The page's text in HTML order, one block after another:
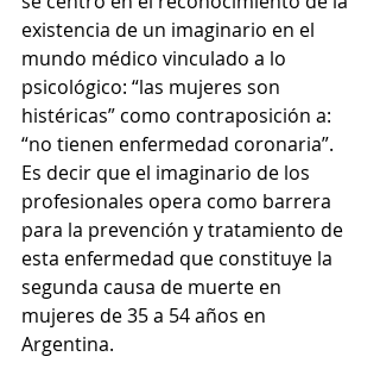
existencia de un imaginario en el
mundo médico vinculado a lo
psicológico: “las mujeres son
histéricas” como contraposición a:
“no tienen enfermedad coronaria”.
Es decir que el imaginario de los
profesionales opera como barrera
para la prevención y tratamiento de
esta enfermedad que constituye la
segunda causa de muerte en
mujeres de 35 a 54 años en
Argentina.